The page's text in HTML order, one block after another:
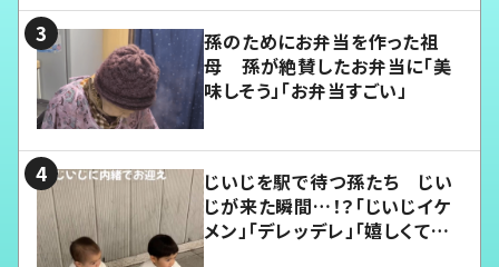
孫のためにお弁当を作った祖
母 孫が絶賛したお弁当に「美
味しそう」「お弁当すごい」
じいじを駅で待つ孫たち じい
じが来た瞬間…！？「じいじイケ
メン」「デレッデレ」「嬉しくて可